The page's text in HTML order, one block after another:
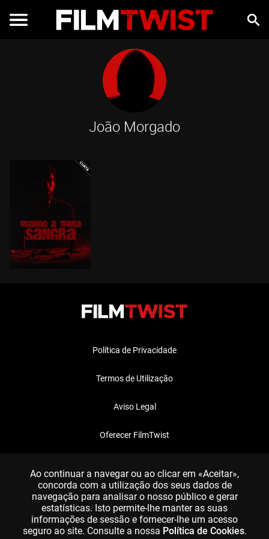
João Morgado
Política de Privacidade
Termos de Utilização
Aviso Legal
Oferecer FilmTwist
Ao continuar a navegar ou ao clicar em «Aceitar»,
concorda com a utilização dos seus dados de
navegação para analisar o nosso público e gerar
estatísticas. Isto permite-lhe manter as suas
informações de sessão e fornecer-lhe um acesso
seguro ao site. Consulte a nossa Política de Cookies.